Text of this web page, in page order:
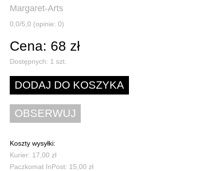
Margaret-Arts
0,0/5,0 (opinie: 0)
Cena: 68 zł
Dostępnych: 1 szt.
Koszty wysyłki:
Kurier: 17,00 zł
Paczkomat InPost: 15,00 zł